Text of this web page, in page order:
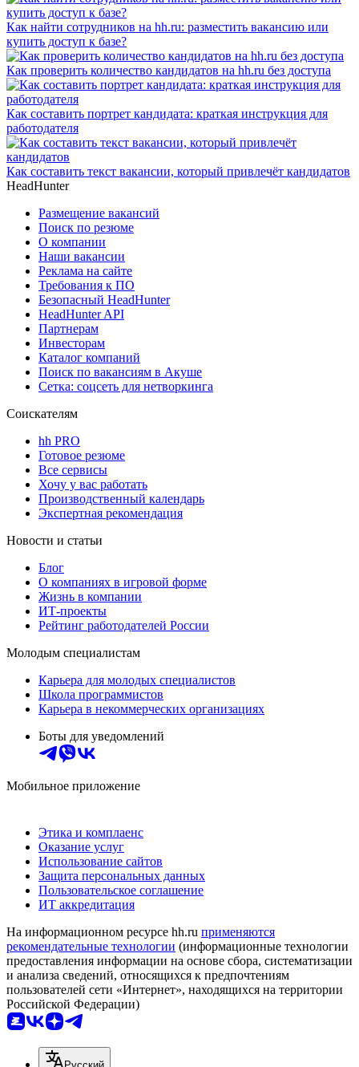
Как найти сотрудников на hh.ru: разместить вакансию или
купить доступ к базе?
Как проверить количество кандидатов на hh.ru без доступа
Как составить портрет кандидата: краткая инструкция для
работодателя
Как составить текст вакансии, который привлечёт кандидатов
HeadHunter
Размещение вакансий
Поиск по резюме
О компании
Наши вакансии
Реклама на сайте
Требования к ПО
Безопасный HeadHunter
HeadHunter API
Партнерам
Инвесторам
Каталог компаний
Поиск по вакансиям в Акуше
Сетка: соцсеть для нетворкинга
Соискателям
hh PRO
Готовое резюме
Все сервисы
Хочу у вас работать
Производственный календарь
Экспертная рекомендация
Новости и статьи
Блог
О компаниях в игровой форме
Жизнь в компании
ИТ-проекты
Рейтинг работодателей России
Молодым специалистам
Карьера для молодых специалистов
Школа программистов
Карьера в некоммерческих организациях
Боты для уведомлений
Мобильное приложение
Этика и комплаенс
Оказание услуг
Использование сайтов
Защита персональных данных
Пользовательское соглашение
ИТ аккредитация
На информационном ресурсе hh.ru применяются
рекомендательные технологии (информационные технологии
предоставления информации на основе сбора, систематизации
и анализа сведений, относящихся к предпочтениям
пользователей сети «Интернет», находящихся на территории
Российской Федерации)